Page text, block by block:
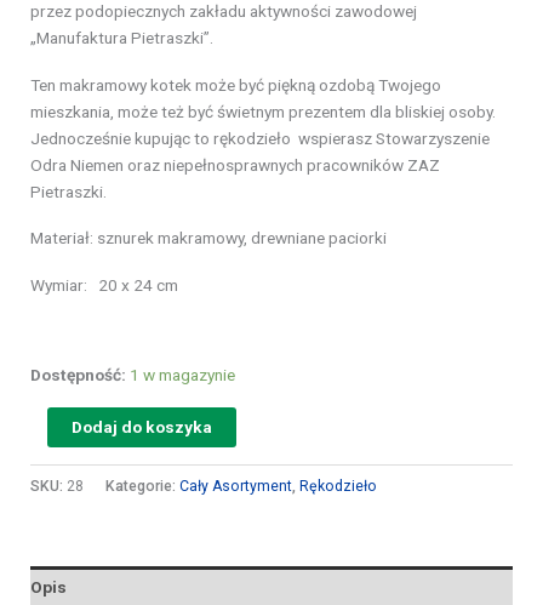
przez podopiecznych zakładu aktywności zawodowej
„Manufaktura Pietraszki”.
Ten makramowy kotek może być piękną ozdobą Twojego
mieszkania, może też być świetnym prezentem dla bliskiej osoby.
Jednocześnie kupując to rękodzieło wspierasz Stowarzyszenie
Odra Niemen oraz niepełnosprawnych pracowników ZAZ
Pietraszki.
Materiał: sznurek makramowy, drewniane paciorki
Wymiar: 20 x 24 cm
Dostępność: 1 w magazynie
Dodaj do koszyka
SKU: 28 Kategorie: Cały Asortyment, Rękodzieło
Opis